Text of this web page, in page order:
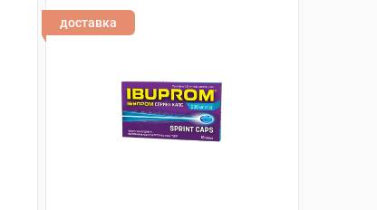
доставка